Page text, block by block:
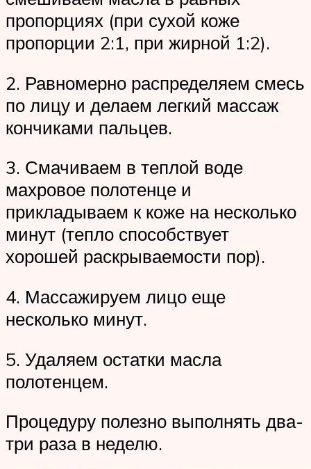
пропорциях (при сухой коже
пропорции 2:1, при жирной 1:2).
2. Равномерно распределяем смесь
по лицу и делаем легкий массаж
кончиками пальцев.
3. Смачиваем в теплой воде
махровое полотенце и
прикладываем к коже на несколько
минут (тепло способствует
хорошей раскрываемости пор).
4. Массажируем лицо еще
несколько минут.
5. Удаляем остатки масла
полотенцем.
Процедуру полезно выполнять два-
три раза в неделю.